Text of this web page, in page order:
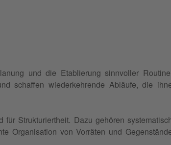
und die Etablierung sinnvoller
schaffen wiederkehrende Abläufe, die
Strukturiertheit. Dazu gehören
Organisation von Vorräten und